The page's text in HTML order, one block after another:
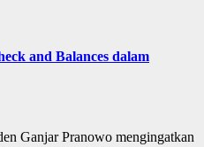
and Balances dalam
Ganjar Pranowo mengingatkan